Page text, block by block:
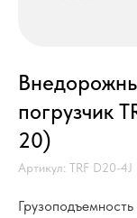
погрузчик
20)
Артикул: TRF D20-4J